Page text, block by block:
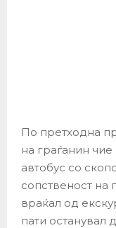
По претходна
на граѓанин
автобус со
сопственост на
враќал од
пати останувал